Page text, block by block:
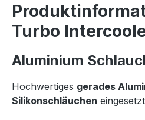
Turbo
Aluminium
Hochwertiges gerades
Silikonschläuchen